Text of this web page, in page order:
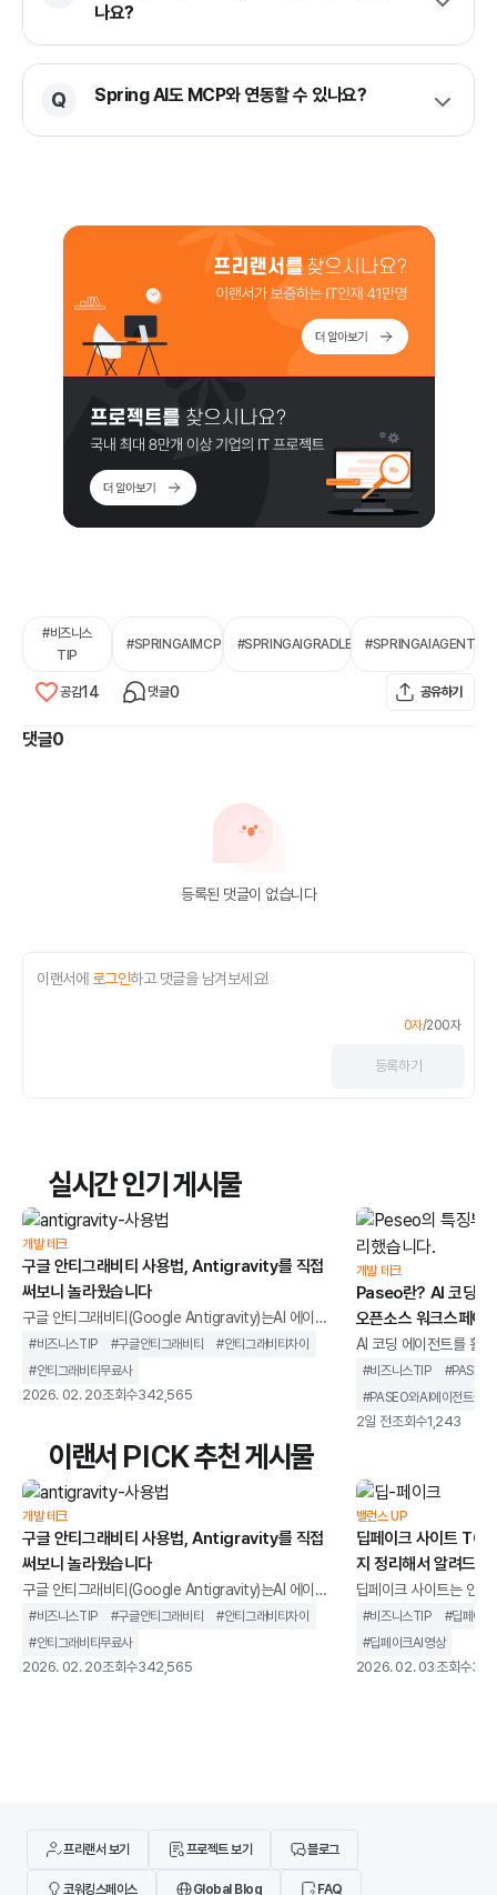
나요?
Spring AI도 MCP와 연동할 수 있나요?
#비즈니스
TIP
#SPRINGAIMCP #SPRINGAIGRADLE #SPRINGAIAGENT
공감14 댓글0 공유하기
댓글0
등록된 댓글이 없습니다
이랜서에 로그인하고 댓글을 남겨보세요!
0자/200자
등록하기
실시간 인기 게시물
개발 테크
구글 안티그래비티 사용법, Antigravity를 직접
써보니 놀라웠습니다
구글 안티그래비티(Google Antigravity)는AI 에이전
트를 중심으로 설계된 통합 개발 환경을 말합니다. 단순
히 코드 자동완성을 제공하는 도구가 아니라,개발 작업
을 계획하고 실행까지 이어가는 구조를 지향합니다.기
면, 안티그래비티는 AI가 코드 작성, 터미널 실행, 브라
우저 테스트까지 하나의 흐름 안에서 처리하도록 설계
되었습니다. 개발자를 돕는 도구를 넘어 개발 과정에 직
접 관여하는 환경에 가깝습니다.이 글에서는 구글 안티
그래비티가 기존 개발 환경과 무엇이 다른지, 어떻게
#비즈니스TIP #구글안티그래비티 #안티그래비티차이
#안티그래비티무료사
2026. 02. 20조회수342,565
개발 테크
Paseo란? AI 코딩 에
오픈소스 워크스페이
AI 코딩 에이전트를 활
버깅, 리뷰 등여러 작업
있습니다.하지만 작업
지켜야 한다는 제약이
OpenCode, Copilot 같
스크톱, 웹, CLI에서 함
과 가깝습니다.이번 글
왜 AI 코딩 에이전트
#비즈니스TIP #PASEO
#PASEO와AI에이전트툴차
2일 전조회수1,243
이랜서 PICK 추천 게시물
개발 테크
구글 안티그래비티 사용법, Antigravity를 직접
써보니 놀라웠습니다
구글 안티그래비티(Google Antigravity)는AI 에이전
트를 중심으로 설계된 통합 개발 환경을 말합니다. 단순
히 코드 자동완성을 제공하는 도구가 아니라,개발 작업
을 계획하고 실행까지 이어가는 구조를 지향합니다.기
#비즈니스TIP #구글안티그래비티 #안티그래비티차이
#안티그래비티무료사
2026. 02. 20조회수342,565
밸런스 UP
딥페이크 사이트
지 정리해서 알려드립
딥페이크 사이트는 인
굴이나 음성을 합성하
생성할 수 있는 웹 기반
니다.과거에는 전문 장
#비즈니스TIP #딥페이
#딥페이크AI영상
2026. 02. 03조회수
프리랜서 보기 프로젝트 보기 블로그
코워킹스페이스 Global Blog FAQ